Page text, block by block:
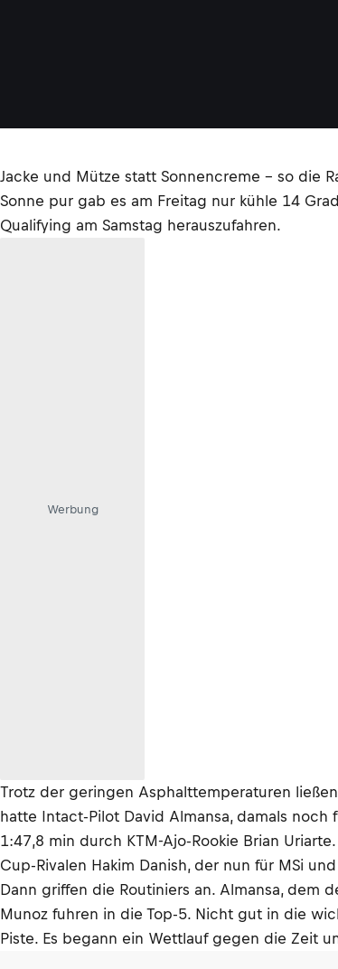
Jacke und Mütze statt Sonnencreme – so die
Sonne pur gab es am Freitag nur kühle 14
Qualifying am Samstag herauszufahren.
Werbung
Trotz der geringen Asphalttemperaturen
hatte Intact-Pilot David Almansa, damals
1:47,8 min durch KTM-Ajo-Rookie Brian
Cup-Rivalen Hakim Danish, der nun für MSi
Dann griffen die Routiniers an. Almansa, dem
Munoz fuhren in die Top-5. Nicht gut in die
Piste. Es begann ein Wettlauf gegen die Zeit